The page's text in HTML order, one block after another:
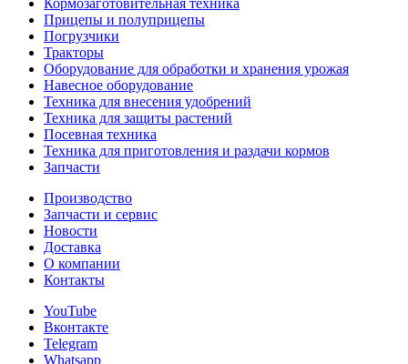
Прицепы и полуприцепы
Погрузчики
Тракторы
Оборудование для обработки и хранения урожая
Навесное оборудование
Техника для внесения удобрений
Техника для защиты растений
Посевная техника
Техника для приготовления и раздачи кормов
Запчасти
Производство
Запчасти и сервис
Новости
Доставка
О компании
Контакты
YouTube
Вконтакте
Telegram
Whatsapp